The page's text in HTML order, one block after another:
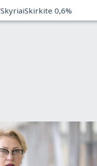
SkyriaiSkirkite 0,6%